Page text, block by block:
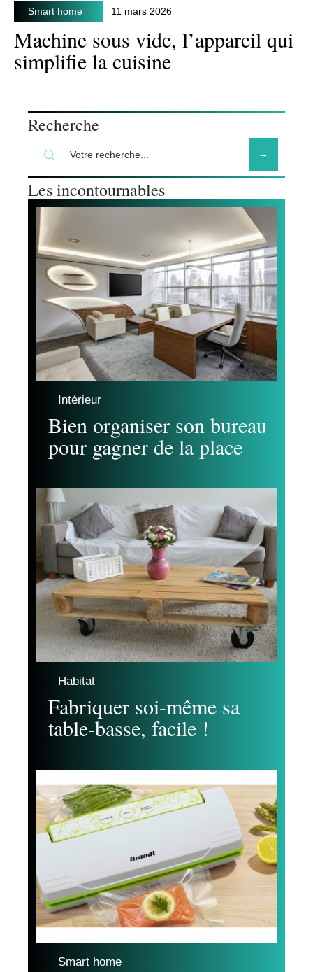
Smart home 11 mars 2026
Machine sous vide, l’appareil qui
simplifie la cuisine
Recherche
Les incontournables
Intérieur
Bien organiser son bureau
pour gagner de la place
Habitat
Fabriquer soi-même sa
table-basse, facile !
Smart home